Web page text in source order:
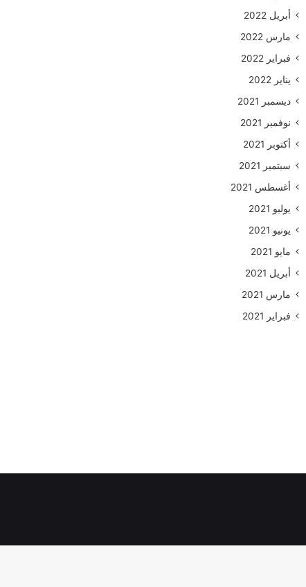
أبريل 2022
مارس 2022
فبراير 2022
يناير 2022
ديسمبر 2021
نوفمبر 2021
أكتوبر 2021
سبتمبر 2021
أغسطس 2021
يوليو 2021
يونيو 2021
مايو 2021
أبريل 2021
مارس 2021
فبراير 2021